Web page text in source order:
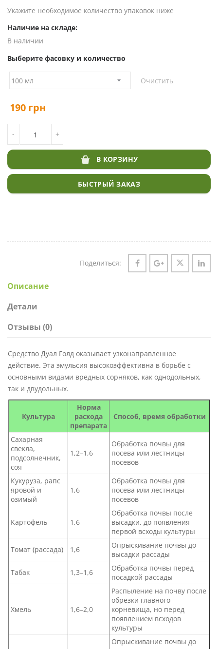
Укажите необходимое количество упаковок ниже
Наличие на складе:
В наличии
Выберите фасовку и количество
Очистить
190 грн
- +
В КОРЗИНУ
БЫСТРЫЙ ЗАКАЗ
Поделиться:
Описание
Детали
Отзывы (0)
Средство Дуал Голд оказывает узконаправленное
действие. Эта эмульсия высокоэффективна в борьбе с
основными видами вредных сорняков, как однодольных,
так и двудольных.
Культура
Норма
расхода
препарата
Способ, время обработки
Сахарная
свекла,
подсолнечник,
соя
1,2–1,6
Обработка почвы для
посева или лестницы
посевов
Кукуруза, рапс
яровой и
озимый
1,6
Обработка почвы для
посева или лестницы
посевов
Картофель 1,6
Обработка почвы после
высадки, до появления
первой всходы культуры
Томат (рассада)
1,6
Опрыскивание почвы до
высадки рассады
Табак
1,3–1,6
Обработка почвы перед
посадкой рассады
Хмель 1,6–2,0
Распыление на почву после
обрезки главного
корневища, но перед
появлением всходов
культуры
Опрыскивание почвы до